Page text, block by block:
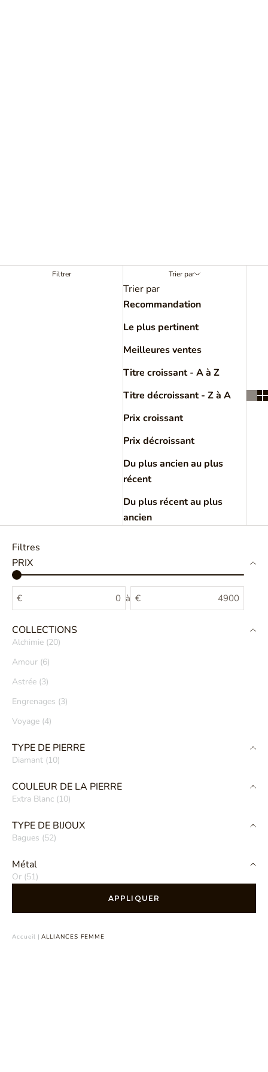
Filtrer Trier par
Trier par
Recommandation
Le plus pertinent
Meilleures ventes
Titre croissant - A à Z
Titre décroissant - Z à A
Prix croissant
Prix décroissant
Du plus ancien au plus
récent
Du plus récent au plus
ancien
Filtres
PRIX
€ à €
COLLECTIONS
Alchimie (20)
Amour (6)
Astrée (3)
Engrenages (3)
Voyage (4)
TYPE DE PIERRE
Diamant (10)
COULEUR DE LA PIERRE
Extra Blanc (10)
TYPE DE BIJOUX
Bagues (52)
Métal
Or (51)
APPLIQUER
Accueil | ALLIANCES FEMME